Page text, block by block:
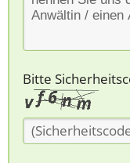
Bitte